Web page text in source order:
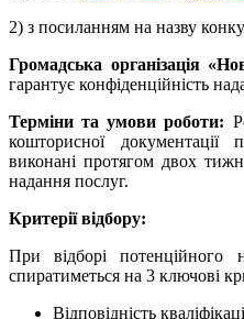
2) з посиланням на назву
Громадська організація
гарантує конфіденційність
Терміни та умови роботи:
кошторисної
виконані протягом двох
надання послуг.
Критерії відбору:
При відборі потенційного
спиратиметься на 3 ключові
Відповідність